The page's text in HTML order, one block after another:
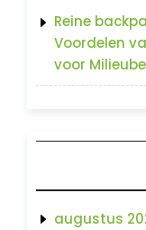
Reine
Voordelen
voor
augustus